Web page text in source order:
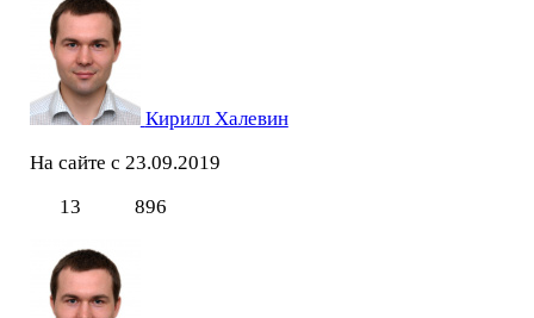
Кирилл Халевин
На сайте с 23.09.2019
13
896